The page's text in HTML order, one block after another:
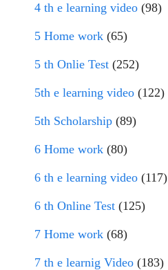
4 th e learning video (98)
5 Home work (65)
5 th Onlie Test (252)
5th e learning video (122)
5th Scholarship (89)
6 Home work (80)
6 th e learning video (117)
6 th Online Test (125)
7 Home work (68)
7 th e learnig Video (183)